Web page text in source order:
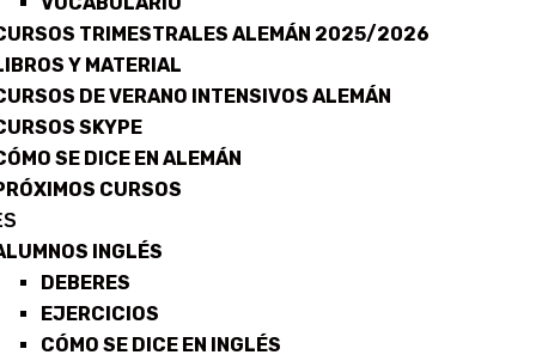
TRIMESTRALES ALEMÁN 2025/2026
Y MATERIAL
DE VERANO INTENSIVOS ALEMÁN
SKYPE
SE DICE EN ALEMÁN
CURSOS
INGLÉS
DEBERES
EJERCICIOS
CÓMO SE DICE EN INGLÉS